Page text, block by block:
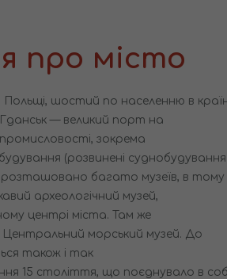
про місто
Польщі, шостий по населенню в
Гданськ — великий порт на
зокрема
(розвинені суднобудування
багато музеїв, в тому
археологічний музей,
центрі міста. Там же
морський музей. До
також і так
15 століття, що поєднувало в